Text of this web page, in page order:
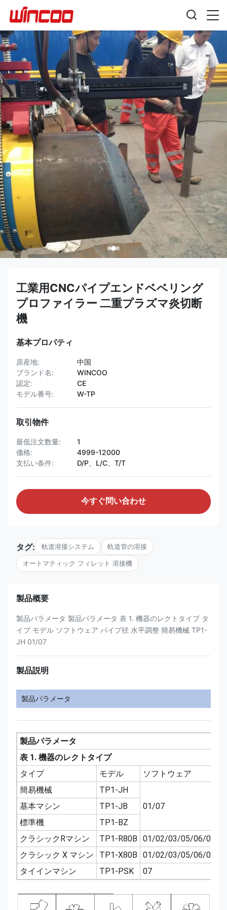
工業用CNCパイプエンドベベリング
プロファイラー 二重プラズマ炎切断
機
基本プロパティ
原産地:
中国
ブランド名:
WINCOO
認定:
CE
モデル番号:
W-TP
取引物件
最低注文数量:
1
価格:
4999-12000
支払い条件:
D/P、L/C、T/T
今すぐ問い合わせ
タグ: 軌道溶接システム 軌道管の溶接
オートマティック フィレット 溶接機
製品概要
製品パラメータ 製品パラメータ 表 1. 機器のレクトタイプ タ
イプ モデル ソフトウェア パイプ径 水平調整 簡易機械 TP1-
JH 01/07
製品説明
製品パラメータ
製品パラメータ
表 1. 機器のレクトタイプ
タイプ
モデル
ソフトウェア
簡易機械
TP1-JH
01/07
基本マシン
TP1-JB
標準機
TP1-BZ
クラシックRマシン
TP1-R80B
01/02/03/05/06/07/
クラシック X マシン
TP1-X80B
01/02/03/05/06/07/
タイインマシン
TP1-PSK 07